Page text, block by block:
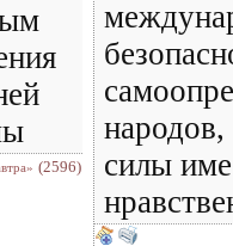
(2596)
силы